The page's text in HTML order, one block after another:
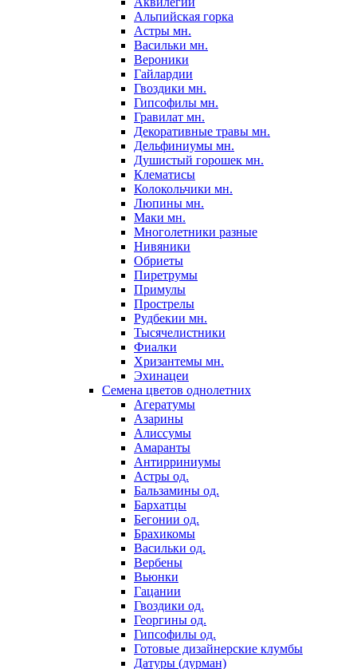
Альпийская горка
Астры мн.
Васильки мн.
Вероники
Гайлардии
Гвоздики мн.
Гипсофилы мн.
Гравилат мн.
Декоративные травы мн.
Дельфиниумы мн.
Душистый горошек мн.
Клематисы
Колокольчики мн.
Люпины мн.
Маки мн.
Многолетники разные
Нивяники
Обриеты
Пиретрумы
Примулы
Прострелы
Рудбекии мн.
Тысячелистники
Фиалки
Хризантемы мн.
Эхинацеи
Семена цветов однолетних
Агератумы
Азарины
Алиссумы
Амаранты
Антирриниумы
Астры од.
Бальзамины од.
Бархатцы
Бегонии од.
Брахикомы
Васильки од.
Вербены
Вьюнки
Гацании
Гвоздики од.
Георгины од.
Гипсофилы од.
Готовые дизайнерские клумбы
Датуры (дурман)